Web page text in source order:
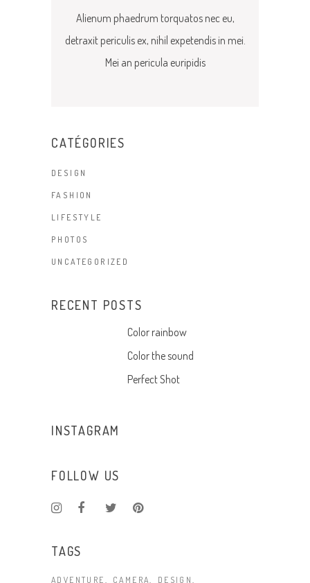
Alienum phaedrum torquatos nec eu,
detraxit periculis ex, nihil expetendis in mei.
Mei an pericula euripidis
CATÉGORIES
DESIGN
FASHION
LIFESTYLE
PHOTOS
UNCATEGORIZED
RECENT POSTS
Color rainbow
Color the sound
Perfect Shot
INSTAGRAM
FOLLOW US
TAGS
ADVENTURE CAMERA DESIGN